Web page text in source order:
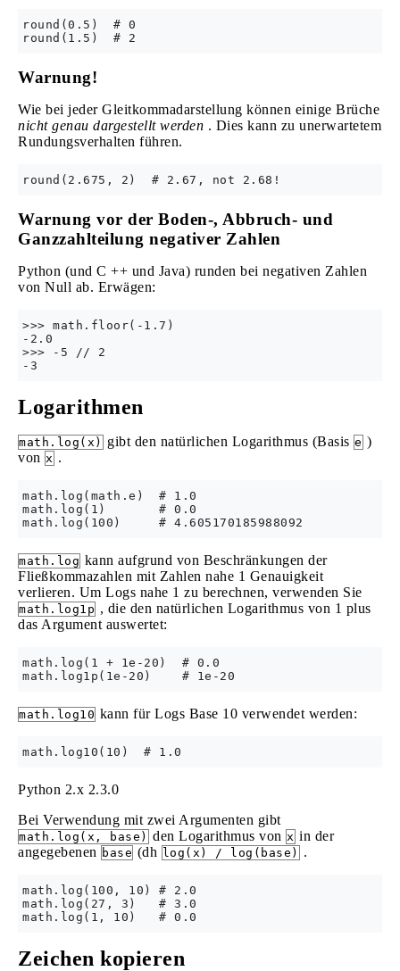
round(0.5)  # 0
Warnung!
Wie bei jeder Gleitkommadarstellung können einige Brüche
nicht genau dargestellt werden . Dies kann zu unerwartetem
Rundungsverhalten führen.
Warnung vor der Boden-, Abbruch- und
Ganzzahlteilung negativer Zahlen
Python (und C ++ und Java) runden bei negativen Zahlen
von Null ab. Erwägen:
>>> math.floor(-1.7)
-2.0
>>> -5 // 2
Logarithmen
math.log(x) gibt den natürlichen Logarithmus (Basis e )
von x .
math.log(math.e)  # 1.0
math.log(1)       # 0.0
math.log kann aufgrund von Beschränkungen der
Fließkommazahlen mit Zahlen nahe 1 Genauigkeit
verlieren. Um Logs nahe 1 zu berechnen, verwenden Sie
math.log1p , die den natürlichen Logarithmus von 1 plus
das Argument auswertet:
math.log(1 + 1e-20)  # 0.0
math.log10 kann für Logs Base 10 verwendet werden:
Python 2.x 2.3.0
Bei Verwendung mit zwei Argumenten gibt
math.log(x, base) den Logarithmus von x in der
angegebenen base (dh log(x) / log(base) .
math.log(100, 10) # 2.0
math.log(27, 3)   # 3.0
Zeichen kopieren